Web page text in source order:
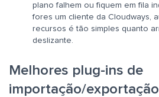
plano falhem ou fiquem em fila
fores um cliente da Cloudways,
recursos é tão simples quanto
deslizante.
Melhores plug-ins de
importação/